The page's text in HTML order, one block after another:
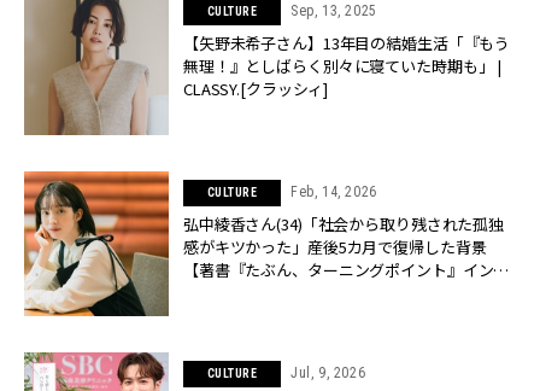
CULTURE Sep, 13, 2025
【矢野未希子さん】13年目の結婚生活「『もう
無理！』としばらく別々に寝ていた時期も」 |
CLASSY.[クラッシィ]
CULTURE Feb, 14, 2026
弘中綾香さん(34)「社会から取り残された孤独
感がキツかった」産後5カ月で復帰した背景
【著書『たぶん、ターニングポイント』インタ
CULTURE Jul, 9, 2026